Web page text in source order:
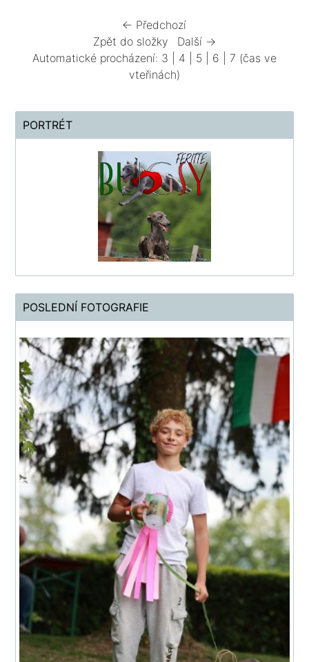
← Předchozí
Zpět do složky
Další →
Automatické procházení: 3 4 5 6 7 (čas ve
vteřinách)
PORTRÉT
POSLEDNÍ FOTOGRAFIE